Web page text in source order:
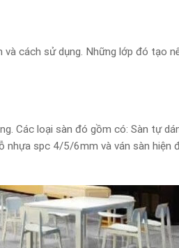
cách sử dụng. Những lớp đó tạo
Các loại sàn đó gồm có: Sàn tự
nhựa spc 4/5/6mm và ván sàn hiện